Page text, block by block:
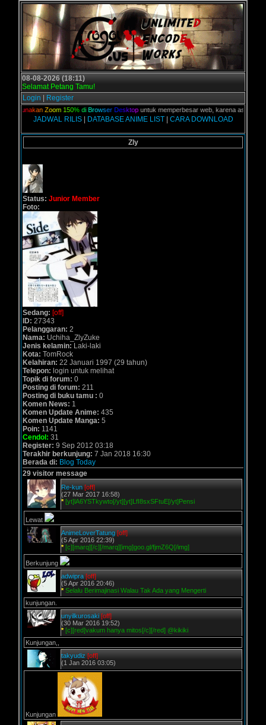
08-08-2026 (18:11)
Selamat Petang Tamu!
Login
Register
kan Zoom 150 % di Bro wser Desktopuntuk memperbesar web, karena aslinya web
JADWAL RILIS| DATABASE ANIME LIST| CARA DOWNLOAD
Zly
Status: Junior Member
Foto:
Sedang: [off]
ID: 27343
Pelanggaran: 2
Nama: Uchiha_ZlyZuke
Jenis kelamin: Laki-laki
Kota: TomRock
Kelahiran: 22 Januari 1997 (29 tahun)
Telepon: login untuk melihat
Topik di forum: 0
Posting di forum: 211
Posting di buku tamu : 0
Komen News: 1
Komen Update Anime: 435
Komen Update Manga: 5
Poin: 1141
Cendol: 31
Register: 9 Sep 2012 03:18
Terakhir berkunjung: 7 Jan 2018 16:30
Berada di: Blog Today
29 visitor message
Re-kun [off]
(27 Mar 2017 16:58)
* [yt]lA6YSTkywto[/yt][yt]LfI8sxSFtuE[/yt]Pensi
Lewat
AnimeLoverTatung [off]
(5 Apr 2016 22:39)
* [c][marq][/c][/marq][img]goo.gl/fjmZ6Q[/img]
Berkunjung
adwipra [off]
(5 Apr 2016 20:46)
* Selalu Berimajinasi Walau Tak Ada yang Mengerti
kunjungan.
unyilkurosaki [off]
(30 Mar 2016 19:52)
* [c][red]vakum hanya mitos[/c][/red] @kikiki
Kunjungan,,
takyudiz [off]
(1 Jan 2016 03:05)
Kunjungan